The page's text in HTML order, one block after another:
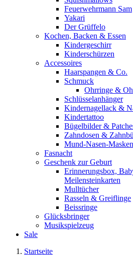
Feuerwehrmann Sam
Yakari
Der Grüffelo
Kochen, Backen & Essen
Kindergeschirr
Kinderschürzen
Accessoires
Haarspangen & Co.
Schmuck
Ohrringe &
Schlüsselanhänger
Kindernagellack &
Kindertattoo
Bügelbilder &
Zahndosen &
Mund-Nasen-Masken
Fasnacht
Geschenk zur Geburt
Erinnerungsbox,
Meilensteinkarten
Mulltücher
Rasseln & Greiflinge
Beissringe
Glücksbringer
Musikspielzeug
Sale
Startseite